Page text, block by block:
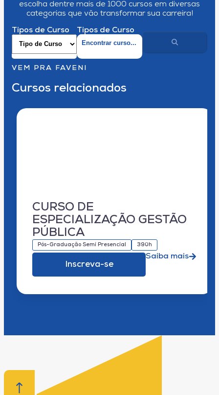
escolha dentre mais de 1000 cursos em diversas
categorias que vão transformar sua carreira!
Tipos de Curso Tipos de Curso
VEM PRA FAVENI
Cursos relacionados
CURSO DE
ESPECIALIZAÇÃO GESTÃO
PÚBLICA
Pós-Graduação Semi Presencial 390h
Inscreva-se
Saiba mais